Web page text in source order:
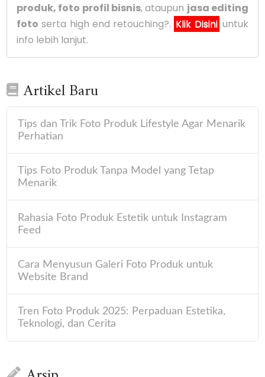
produk, foto profil bisnis, ataupun jasa editing
foto serta high end retouching?. Klik Disini untuk
info lebih lanjut.
Artikel Baru
Tips dan Trik Foto Produk Lifestyle Agar Menarik
Perhatian
Tips Foto Produk Tanpa Model yang Tetap
Menarik
Rahasia Foto Produk Estetik untuk Instagram
Feed
Cara Menyusun Galeri Foto Produk untuk
Website Brand
Tren Foto Produk 2025: Perpaduan Estetika,
Teknologi, dan Cerita